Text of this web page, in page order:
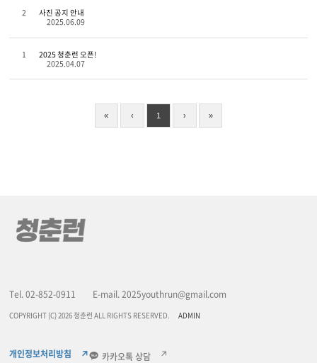
2
사진 공지 안내
2025.06.09
1
2025 청춘런 오픈!
2025.04.07
« ‹ 1 › »
Tel. 02-852-0911 E-mail. 2025youthrun@gmail.com
COPYRIGHT (C) 2026 청춘런 ALL RIGHTS RESERVED. ADMIN
개인정보처리방침 카카오톡 상담